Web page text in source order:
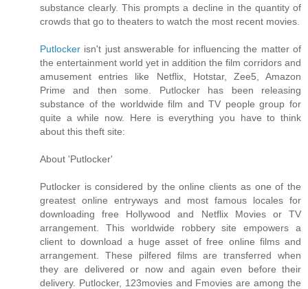
substance clearly. This prompts a decline in the quantity of
crowds that go to theaters to watch the most recent movies.
Putlocker isn't just answerable for influencing the matter of
the entertainment world yet in addition the film corridors and
amusement entries like Netflix, Hotstar, Zee5, Amazon
Prime and then some. Putlocker has been releasing
substance of the worldwide film and TV people group for
quite a while now. Here is everything you have to think
about this theft site:
About 'Putlocker'
Putlocker is considered by the online clients as one of the
greatest online entryways and most famous locales for
downloading free Hollywood and Netflix Movies or TV
arrangement. This worldwide robbery site empowers a
client to download a huge asset of free online films and
arrangement. These pilfered films are transferred when
they are delivered or now and again even before their
delivery. Putlocker, 123movies and Fmovies are among the